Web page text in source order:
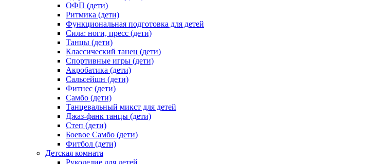
ОФП (дети)
Ритмика (дети)
Функциональная подготовка для детей
Сила: ноги, пресс (дети)
Танцы (дети)
Классический танец (дети)
Спортивные игры (дети)
Акробатика (дети)
Сальсейшн (дети)
Фитнес (дети)
Самбо (дети)
Танцевальный микст для детей
Джаз-фанк танцы (дети)
Степ (дети)
Боевое Самбо (дети)
Фитбол (дети)
Детская комната
Рукоделие для детей